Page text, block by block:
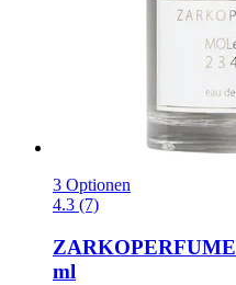
3 Optionen
4.3 (7)
ZARKOPERFUME
ml